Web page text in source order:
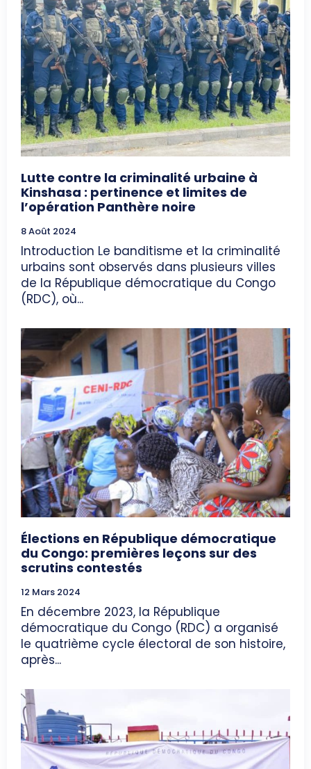
Lutte contre la criminalité urbaine à
Kinshasa : pertinence et limites de
l’opération Panthère noire
8 Août 2024
Introduction Le banditisme et la criminalité
urbains sont observés dans plusieurs villes
de la République démocratique du Congo
(RDC), où...
Élections en République démocratique
du Congo: premières leçons sur des
scrutins contestés
12 Mars 2024
En décembre 2023, la République
démocratique du Congo (RDC) a organisé
le quatrième cycle électoral de son histoire,
après...